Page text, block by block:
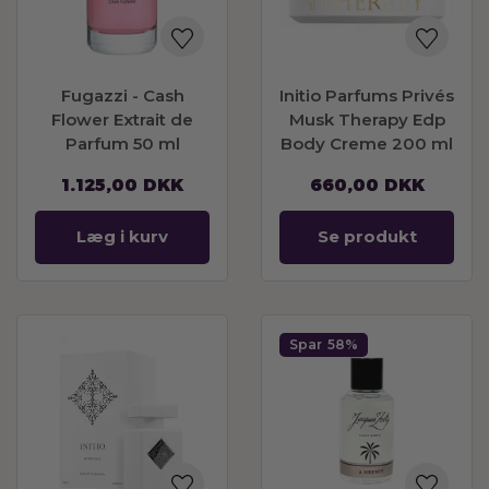
Fugazzi - Cash
Flower Extrait de
Parfum 50 ml
1.125,00 DKK
Læg i kurv
Initio Parfums Privés
Musk Therapy Edp
Body Creme 200 ml
660,00 DKK
Se produkt
Spar 58%